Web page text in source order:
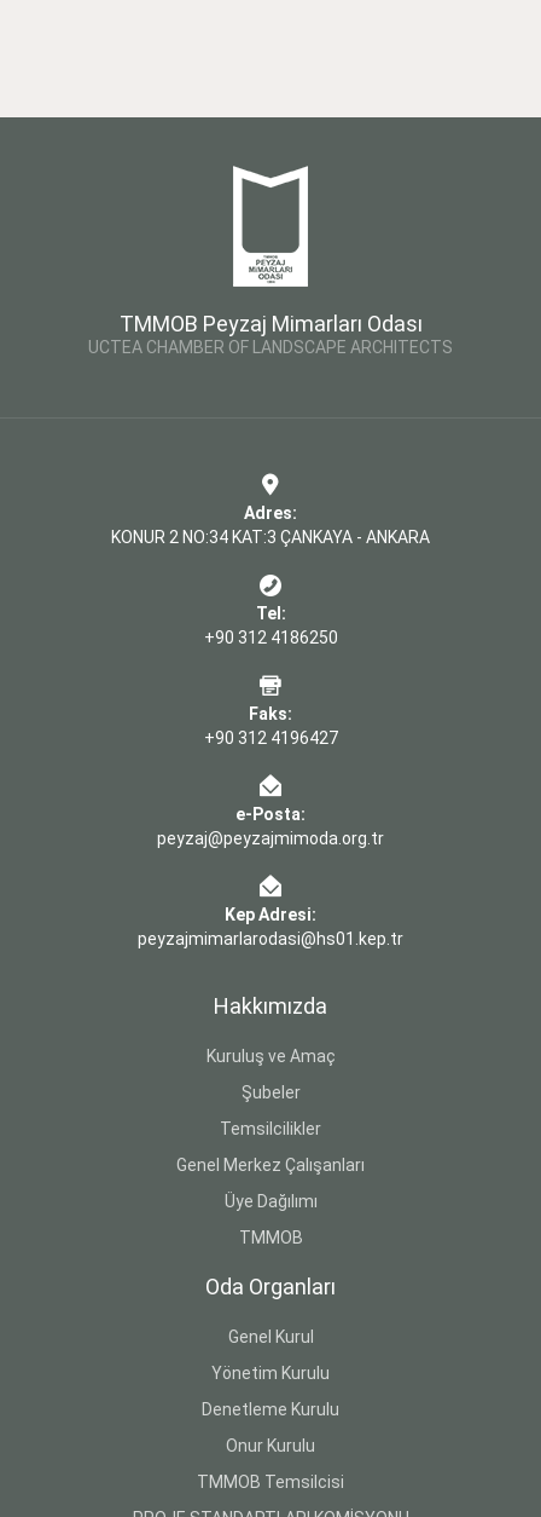
TMMOB Peyzaj Mimarları Odası
UCTEA CHAMBER OF LANDSCAPE ARCHITECTS
Adres:
KONUR 2 NO:34 KAT:3 ÇANKAYA - ANKARA
Tel:
+90 312 4186250
Faks:
+90 312 4196427
e-Posta:
peyzaj@peyzajmimoda.org.tr
Kep Adresi:
peyzajmimarlarodasi@hs01.kep.tr
Hakkımızda
Kuruluş ve Amaç
Şubeler
Temsilcilikler
Genel Merkez Çalışanları
Üye Dağılımı
TMMOB
Oda Organları
Genel Kurul
Yönetim Kurulu
Denetleme Kurulu
Onur Kurulu
TMMOB Temsilcisi